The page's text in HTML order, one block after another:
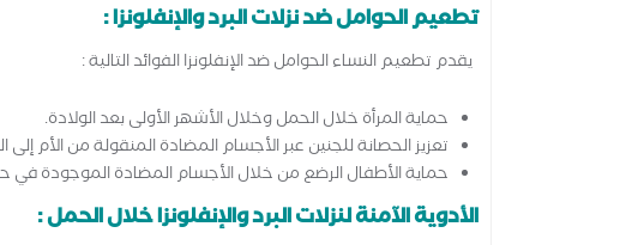
تطعيم الحوامل ضد نزلات البرد والإنفلونزا :
يقدم تطعيم النساء الحوامل ضد الإنفلونزا الفوائد التالية :
حماية المرأة خلال الحمل وخلال الأشهر الأولى بعد الولادة.
تعزيز الحصانة للجنين عبر الأجسام المضادة المنقولة من الأم
حماية الأطفال الرضع من خلال الأجسام المضادة الموجودة في
الأدوية الآمنة لنزلات البرد والإنفلونزا خلال الحمل :